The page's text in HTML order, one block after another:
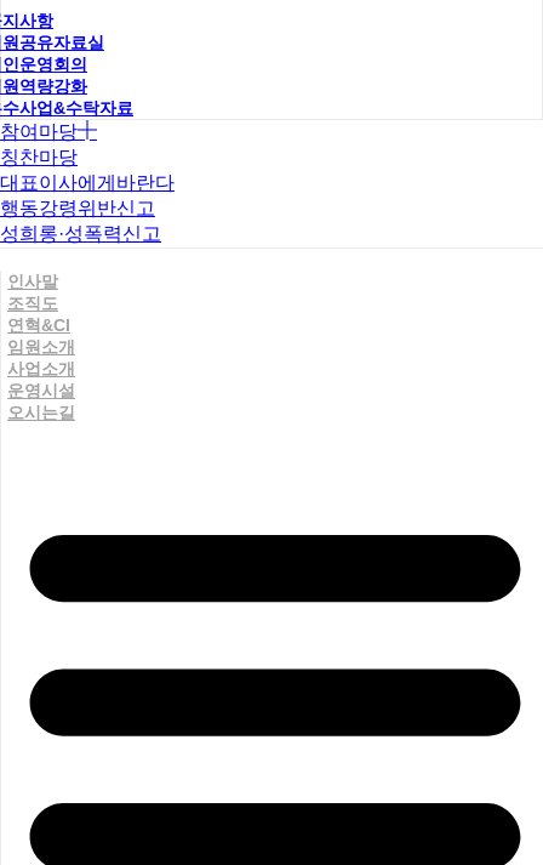
사항
공유자료실
운영회의
역량강화
사업&수탁자료
참여마당
칭찬마당
대표이사에게바란다
행동강령위반신고
성희롱·성폭력신고
인사말
조직도
연혁&CI
임원소개
사업소개
운영시설
오시는길